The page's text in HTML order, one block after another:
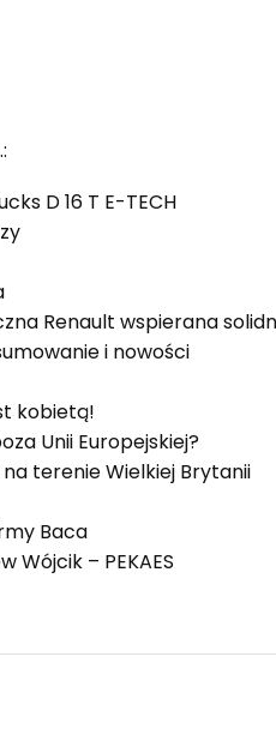
D 16 T E-TECH
Renault wspierana
i nowości
kobietą!
Unii Europejskiej?
terenie Wielkiej Brytanii
Baca
Wójcik – PEKAES